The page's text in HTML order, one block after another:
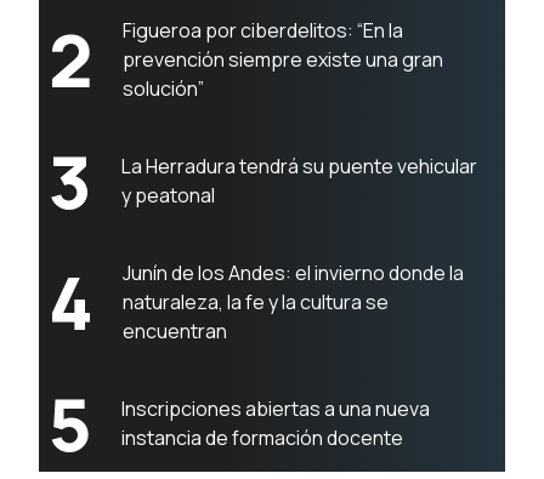
2
Figueroa por ciberdelitos: “En la
prevención siempre existe una gran
solución”
3
La Herradura tendrá su puente vehicular
y peatonal
4
Junín de los Andes: el invierno donde la
naturaleza, la fe y la cultura se
encuentran
5
Inscripciones abiertas a una nueva
instancia de formación docente